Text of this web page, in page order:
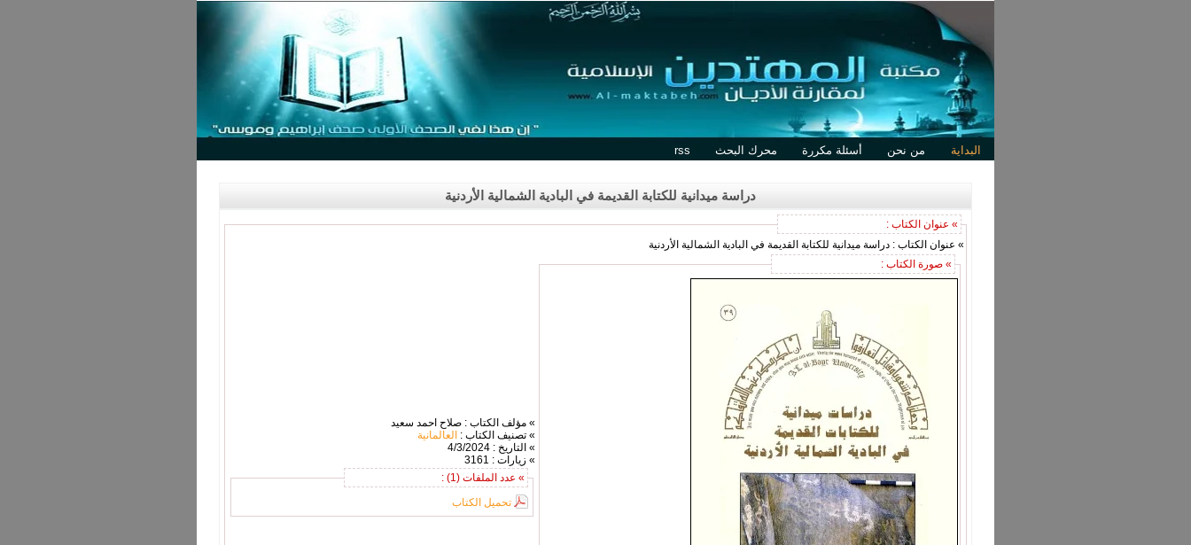
البداية من نحن أسئلة مكررة محرك البحث rss
دراسة ميدانية للكتابة القديمة في البادية الشمالية الأردنية
» عنوان الكتاب :
» عنوان الكتاب : دراسة ميدانية للكتابة القديمة في البادية الشمالية الأردنية
» صورة الكتاب :
» مؤلف الكتاب : صلاح احمد سعيد
» تصنيف الكتاب : العالمانية
» التاريخ : 4/3/2024
» زيارات : 3161
» عدد الملفات (1) :
تحميل الكتاب